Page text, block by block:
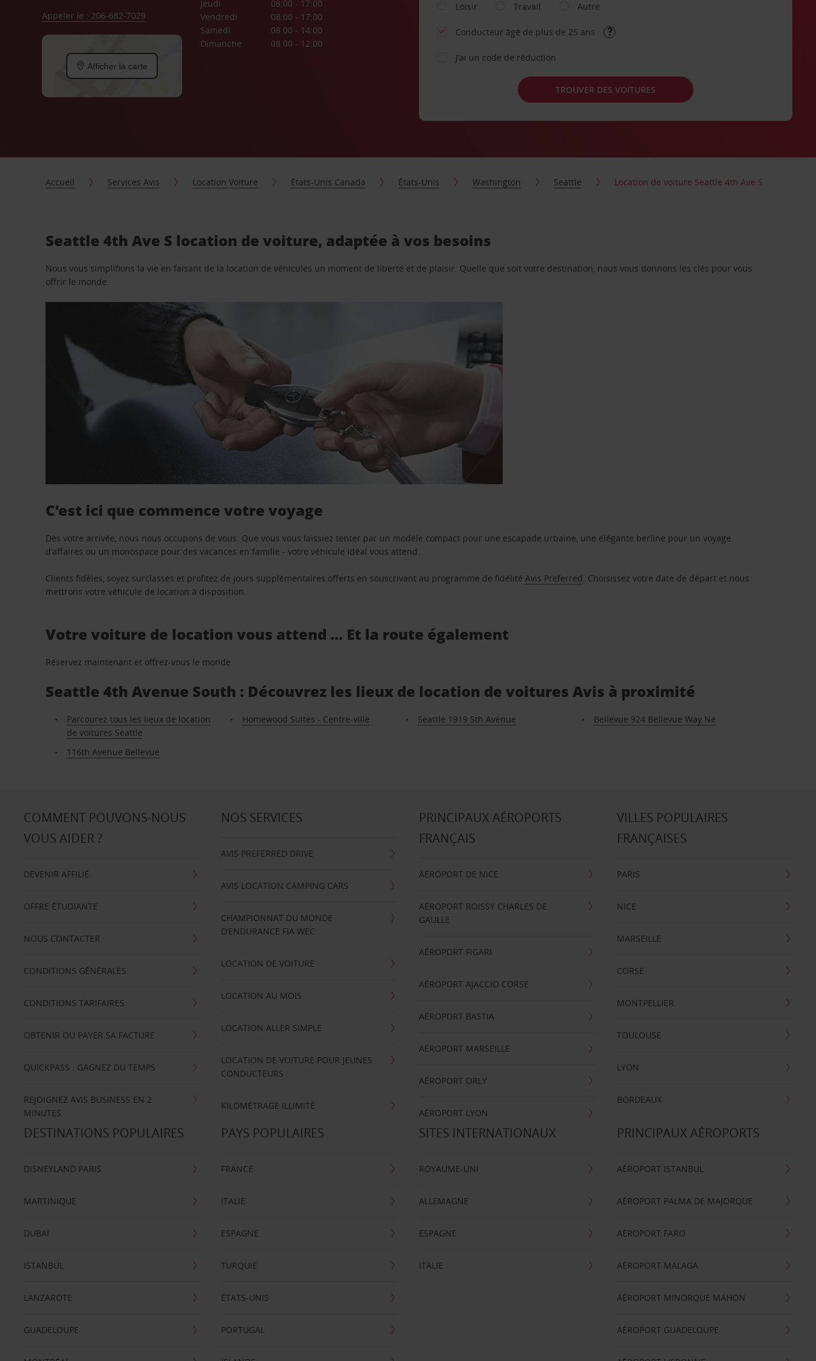
Appeler le : 206-682-7029
Afficher la carte
Jeudi
08:00 - 17:00
Vendredi
08:00 - 17:00
Samedi
08:00 - 14:00
Dimanche
08:00 - 12:00
Loisir
Travail Autre
Conducteur âgé de plus de 25 ans
J’ai un code de réduction
TROUVER DES VOITURES
Accueil Services Avis Location Voiture États-Unis Canada États-Unis Washington Seattle Location de voiture Seattle 4th Ave S
Seattle 4th Ave S location de voiture, adaptée à vos besoins
Nous vous simplifions la vie en faisant de la location de véhicules un moment de liberté et de plaisir. Quelle que soit votre destination, nous vous donnons les clés pour vous
offrir le monde.
C’est ici que commence votre voyage
Dès votre arrivée, nous nous occupons de vous. Que vous vous laissiez tenter par un modèle compact pour une escapade urbaine, une élégante berline pour un voyage
d’affaires ou un monospace pour des vacances en famille - votre véhicule idéal vous attend.
Clients fidèles, soyez surclassés et profitez de jours supplémentaires offerts en souscrivant au programme de fidélitéAvis Preferred. Choisissez votre date de départ et nous
mettrons votre véhicule de location à disposition.
Votre voiture de location vous attend … Et la route également
Réservez maintenant et offrez-vous le monde.
Seattle 4th Avenue South : Découvrez les lieux de location de voitures Avis à proximité
Parcourez tous les lieux de location
de voitures Seattle
Homewood Suites - Centre-ville Seattle 1919 5th Avenue Bellevue 924 Bellevue Way Ne
116th Avenue Bellevue
COMMENT POUVONS-NOUS
VOUS AIDER ?
DEVENIR AFFILIÉ
OFFRE ÉTUDIANTE
NOUS CONTACTER
CONDITIONS GÉNÉRALES
CONDITIONS TARIFAIRES
OBTENIR OU PAYER SA FACTURE
QUICKPASS : GAGNEZ DU TEMPS
REJOIGNEZ AVIS BUSINESS EN 2
MINUTES
NOS SERVICES
AVIS PREFERRED DRIVE
AVIS LOCATION CAMPING CARS
CHAMPIONNAT DU MONDE
D’ENDURANCE FIA WEC
LOCATION DE VOITURE
LOCATION AU MOIS
LOCATION ALLER SIMPLE
LOCATION DE VOITURE POUR JEUNES
CONDUCTEURS
KILOMÉTRAGE ILLIMITÉ
PRINCIPAUX AÉROPORTS
FRANÇAIS
AÉROPORT DE NICE
AÉROPORT ROISSY CHARLES DE
GAULLE
AÉROPORT FIGARI
AÉROPORT AJACCIO CORSE
AÉROPORT BASTIA
AÉROPORT MARSEILLE
AÉROPORT ORLY
AÉROPORT LYON
VILLES POPULAIRES
FRANÇAISES
PARIS
NICE
MARSEILLE
CORSE
MONTPELLIER
TOULOUSE
LYON
BORDEAUX
DESTINATIONS POPULAIRES
DISNEYLAND PARIS
MARTINIQUE
DUBAÏ
ISTANBUL
LANZAROTE
GUADELOUPE
PAYS POPULAIRES
FRANCE
ITALIE
ESPAGNE
TURQUIE
ÉTATS-UNIS
PORTUGAL
SITES INTERNATIONAUX
ROYAUME-UNI
ALLEMAGNE
ESPAGNE
ITALIE
PRINCIPAUX AÉROPORTS
AÉROPORT ISTANBUL
AÉROPORT PALMA DE MAJORQUE
AÉROPORT FARO
AÉROPORT MALAGA
AÉROPORT MINORQUE MAHON
AÉROPORT GUADELOUPE